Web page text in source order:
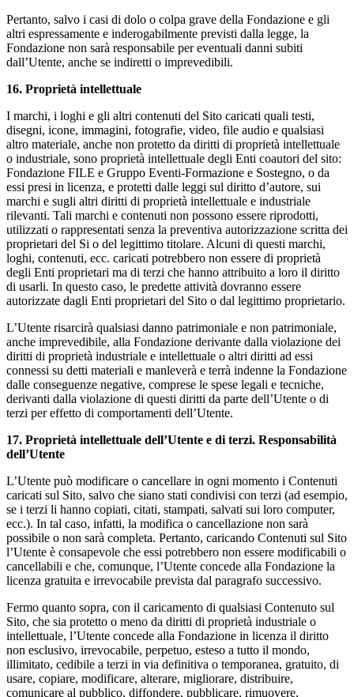
Pertanto, salvo i casi di dolo o colpa grave della Fondazione e gli
altri espressamente e inderogabilmente previsti dalla legge, la
Fondazione non sarà responsabile per eventuali danni subiti
dall’Utente, anche se indiretti o imprevedibili.
16. Proprietà intellettuale
I marchi, i loghi e gli altri contenuti del Sito caricati quali testi,
disegni, icone, immagini, fotografie, video, file audio e qualsiasi
altro materiale, anche non protetto da diritti di proprietà intellettuale
o industriale, sono proprietà intellettuale degli Enti coautori del sito:
Fondazione FILE e Gruppo Eventi-Formazione e Sostegno, o da
essi presi in licenza, e protetti dalle leggi sul diritto d’autore, sui
marchi e sugli altri diritti di proprietà intellettuale e industriale
rilevanti. Tali marchi e contenuti non possono essere riprodotti,
utilizzati o rappresentati senza la preventiva autorizzazione scritta dei
proprietari del Si o del legittimo titolare. Alcuni di questi marchi,
loghi, contenuti, ecc. caricati potrebbero non essere di proprietà
degli Enti proprietari ma di terzi che hanno attribuito a loro il diritto
di usarli. In questo caso, le predette attività dovranno essere
autorizzate dagli Enti proprietari del Sito o dal legittimo proprietario.
L’Utente risarcirà qualsiasi danno patrimoniale e non patrimoniale,
anche imprevedibile, alla Fondazione derivante dalla violazione dei
diritti di proprietà industriale e intellettuale o altri diritti ad essi
connessi su detti materiali e manleverà e terrà indenne la Fondazione
dalle conseguenze negative, comprese le spese legali e tecniche,
derivanti dalla violazione di questi diritti da parte dell’Utente o di
terzi per effetto di comportamenti dell’Utente.
17. Proprietà intellettuale dell’Utente e di terzi. Responsabilità
dell’Utente
L’Utente può modificare o cancellare in ogni momento i Contenuti
caricati sul Sito, salvo che siano stati condivisi con terzi (ad esempio,
se i terzi li hanno copiati, citati, stampati, salvati sui loro computer,
ecc.). In tal caso, infatti, la modifica o cancellazione non sarà
possibile o non sarà completa. Pertanto, caricando Contenuti sul Sito
l’Utente è consapevole che essi potrebbero non essere modificabili o
cancellabili e che, comunque, l’Utente concede alla Fondazione la
licenza gratuita e irrevocabile prevista dal paragrafo successivo.
Fermo quanto sopra, con il caricamento di qualsiasi Contenuto sul
Sito, che sia protetto o meno da diritti di proprietà industriale o
intellettuale, l’Utente concede alla Fondazione in licenza il diritto
non esclusivo, irrevocabile, perpetuo, esteso a tutto il mondo,
illimitato, cedibile a terzi in via definitiva o temporanea, gratuito, di
usare, copiare, modificare, alterare, migliorare, distribuire,
comunicare al pubblico, diffondere, pubblicare, rimuovere,